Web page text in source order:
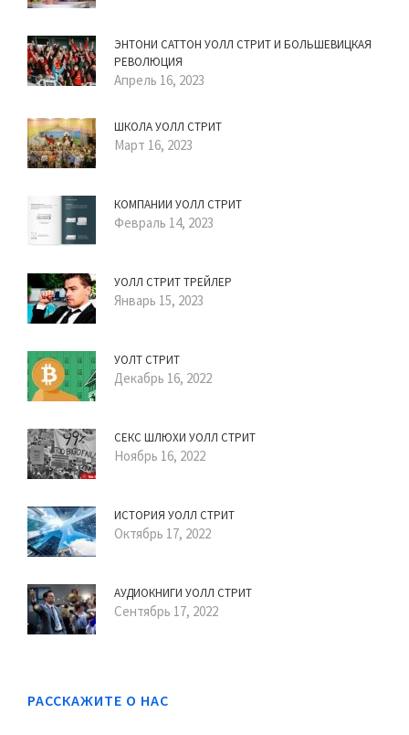
ЭНТОНИ САТТОН УОЛЛ СТРИТ И БОЛЬШЕВИЦКАЯ
РЕВОЛЮЦИЯ
Апрель 16, 2023
ШКОЛА УОЛЛ СТРИТ
Март 16, 2023
КОМПАНИИ УОЛЛ СТРИТ
Февраль 14, 2023
УОЛЛ СТРИТ ТРЕЙЛЕР
Январь 15, 2023
УОЛТ СТРИТ
Декабрь 16, 2022
СЕКС ШЛЮХИ УОЛЛ СТРИТ
Ноябрь 16, 2022
ИСТОРИЯ УОЛЛ СТРИТ
Октябрь 17, 2022
АУДИОКНИГИ УОЛЛ СТРИТ
Сентябрь 17, 2022
РАССКАЖИТЕ О НАС